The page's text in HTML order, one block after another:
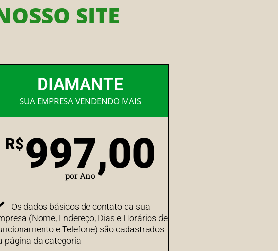
SITE
DIAMANTE
SUA EMPRESA VENDENDO MAIS
R$997,00
por Ano
Os dados básicos de contato da sua
(Nome, Endereço, Dias e Horários de
e Telefone) são cadastrados
página da categoria